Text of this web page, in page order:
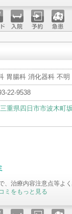
入院 予約 急患
胃腸科 消化器科 不明
22-9538
三重県四日市市波木町
、治療内容注意点等よく
ミをもっと見る